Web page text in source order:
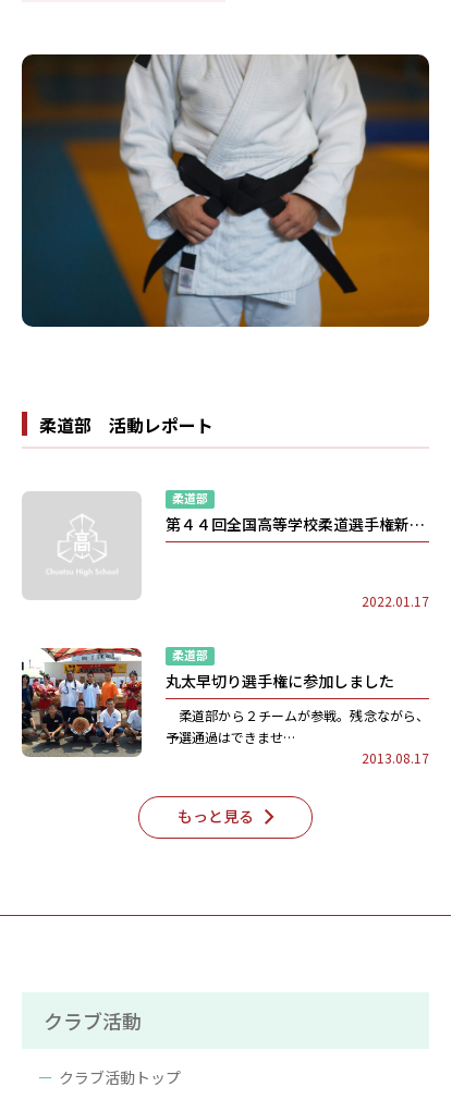
柔道部 活動レポート
柔道部
第４４回全国高等学校柔道選手権新潟大会
2022.01.17
柔道部
丸太早切り選手権に参加しました
柔道部から２チームが参戦。残念ながら、
予選通過はできませ…
2013.08.17
もっと見る
クラブ活動
クラブ活動トップ